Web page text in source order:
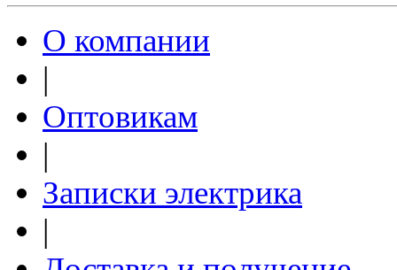
О компании
|
Оптовикам
|
Записки электрика
|